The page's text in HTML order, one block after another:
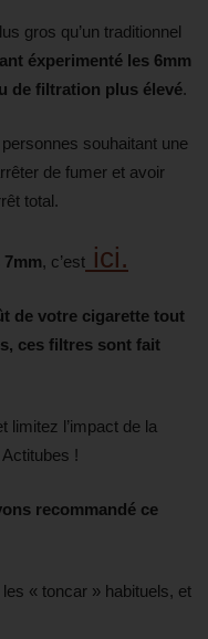
gros qu’un traditionnel
éxperimenté les 6mm
de filtration plus élevé.
souhaitant une
de fumer et avoir
total.
, c’est ici.
de votre cigarette tout
ces filtres sont fait
limitez l’impact de la
!
recommandé ce
« toncar » habituels, et